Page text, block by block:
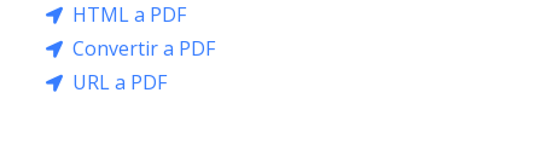
HTML a PDF
Convertir a PDF
URL a PDF